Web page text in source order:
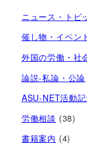
ニュース・トピ
催し物・イベン
外国の労働・社
論説-私論・公論
ASU-NET活動
労働相談 (38)
書籍案内 (4)